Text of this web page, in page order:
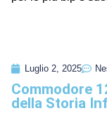
Luglio 2, 2025
Commodore
della Storia